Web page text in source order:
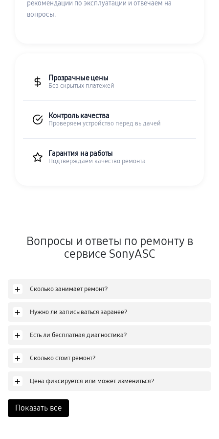
рекомендации по эксплуатации и отвечаем на
вопросы.
Прозрачные цены
Без скрытых платежей
Контроль качества
Проверяем устройство перед выдачей
Гарантия на работы
Подтверждаем качество ремонта
Вопросы и ответы по ремонту в
сервисе SonyASC
+ Сколько занимает ремонт?
+ Нужно ли записываться заранее?
+ Есть ли бесплатная диагностика?
+ Сколько стоит ремонт?
+ Цена фиксируется или может измениться?
Показать все